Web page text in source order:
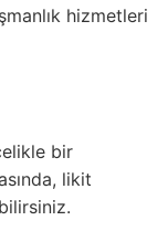
hizmetleri
bir
likit